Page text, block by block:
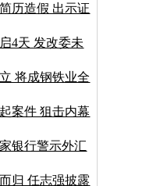
历造假 出示证
4天 发改委未
将成钢铁业全
案件 狙击内幕
银行警示外汇
归 任志强披露